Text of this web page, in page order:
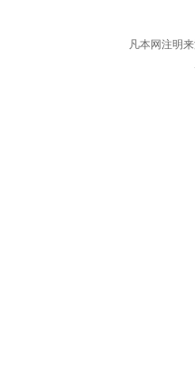
凡本网注明